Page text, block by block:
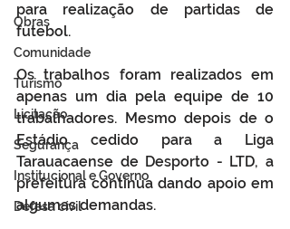
Obras
Comunidade
Turismo
Licitação
Segurança
Institucional e Governo
Defesa cívil
para realização de partidas de
futebol.
Os trabalhos foram realizados em
apenas um dia pela equipe de 10
trabalhadores. Mesmo depois de o
Estádio cedido para a Liga
Tarauacaense de Desporto - LTD, a
prefeitura continua dando apoio em
algumas demandas.